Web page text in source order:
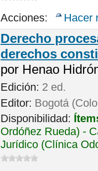
Acciones: Hacer
Derecho
derechos
por Henao
Edición: 2 ed.
Editor: Bogotá
Disponibilidad:
Ordóñez Rueda) -
Jurídico (Clínica